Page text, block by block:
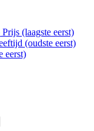
Prijs (laagste eerst)
(oudste eerst)
eerst)